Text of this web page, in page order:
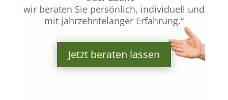
wir beraten Sie persönlich, individuell und
mit jahrzehntelanger Erfahrung.“
Jetzt beraten lassen